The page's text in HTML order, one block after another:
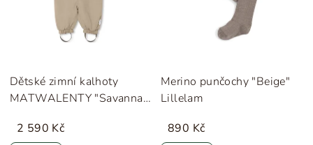
Dětské zimní kalhoty
MATWALENTY "Savannah
2 590 Kč
Merino punčochy "Beige"
Lillelam
890 Kč